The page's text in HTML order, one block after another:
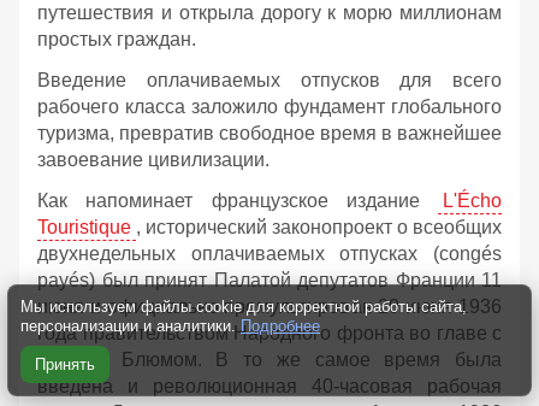
путешествия и открыла дорогу к морю миллионам
простых граждан.
Введение оплачиваемых отпусков для всего
рабочего класса заложило фундамент глобального
туризма, превратив свободное время в важнейшее
завоевание цивилизации.
Как напоминает французское издание
L'Écho
Touristique , исторический законопроект о всеобщих
двухнедельных оплачиваемых отпусках (congés
payés) был принят Палатой депутатов Франции 11
июня и официально промульгирован 20 июня 1936
года правительством Народного фронта во главе с
Леоном Блюмом. В то же самое время была
введена и революционная 40-часовая рабочая
Мы используем файлы cookie для корректной работы сайта,
персонализации и аналитики. Подробнее
Принять